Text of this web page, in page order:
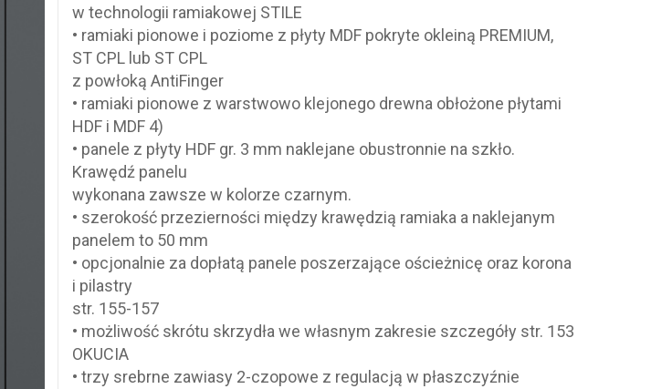
w technologii ramiakowej STILE
• ramiaki pionowe i poziome z płyty MDF pokryte okleiną PREMIUM,
ST CPL lub ST CPL
z powłoką AntiFinger
• ramiaki pionowe z warstwowo klejonego drewna obłożone płytami
HDF i MDF 4)
• panele z płyty HDF gr. 3 mm naklejane obustronnie na szkło.
Krawędź panelu
wykonana zawsze w kolorze czarnym.
• szerokość przezierności między krawędzią ramiaka a naklejanym
panelem to 50 mm
• opcjonalnie za dopłatą panele poszerzające ościeżnicę oraz korona
i pilastry
str. 155-157
• możliwość skrótu skrzydła we własnym zakresie szczegóły str. 153
OKUCIA
• trzy srebrne zawiasy 2-czopowe z regulacją w płaszczyźnie